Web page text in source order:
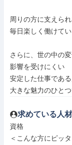
周りの方に支えられ
毎日楽しく働けて
さらに、世の中の
影響を受けにくい
安定した仕事である
大きな魅力のひと
求めている人材
資格
＜こんな方にピッタ